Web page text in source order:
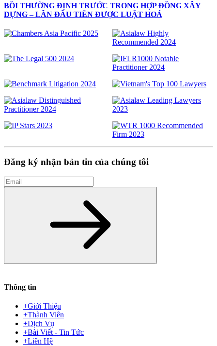
BỒI THƯỜNG ĐỊNH TRƯỚC TRONG HỢP ĐỒNG XÂY
DỰNG – LẦN ĐẦU TIÊN ĐƯỢC LUẬT HOÁ
Đăng ký nhận bản tin của chúng tôi
Email
Thông tin
+Giới Thiệu
+Thành Viên
+Dịch Vụ
+Bài Viết - Tin Tức
+Liên Hệ